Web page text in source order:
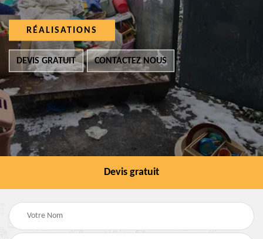
RÉALISATIONS
DEVIS GRATUIT CONTACTEZ NOUS
Devis gratuit